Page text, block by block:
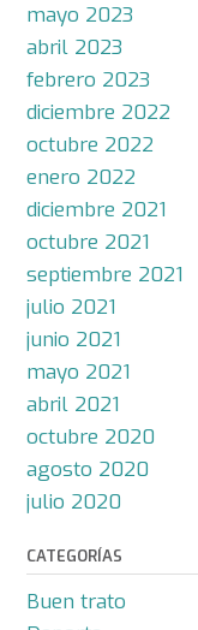
mayo 2023
abril 2023
febrero 2023
diciembre 2022
octubre 2022
enero 2022
diciembre 2021
octubre 2021
septiembre 2021
julio 2021
junio 2021
mayo 2021
abril 2021
octubre 2020
agosto 2020
julio 2020
CATEGORÍAS
Buen trato